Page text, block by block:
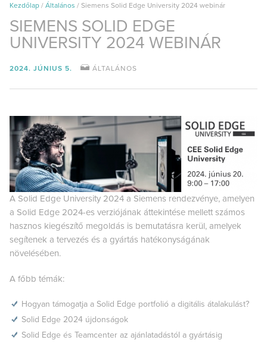
Kezdőlap / Általános / Siemens Solid Edge University 2024 webinár
SIEMENS SOLID EDGE
UNIVERSITY 2024 WEBINÁR
2024. JÚNIUS 5. ÁLTALÁNOS
A Solid Edge University 2024 a Siemens rendezvénye, amelyen
a Solid Edge 2024-es verziójának áttekintése mellett számos
hasznos kiegészítő megoldás is bemutatásra kerül, amelyek
segítenek a tervezés és a gyártás hatékonyságának
növelésében.
A főbb témák:
Hogyan támogatja a Solid Edge portfolió a digitális átalakulást?
Solid Edge 2024 újdonságok
Solid Edge és Teamcenter az ajánlatadástól a gyártásig